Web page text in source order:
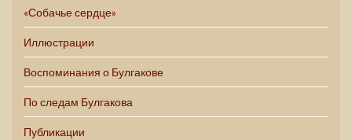
«Собачье сердце»
Иллюстрации
Воспоминания о Булгакове
По следам Булгакова
Публикации